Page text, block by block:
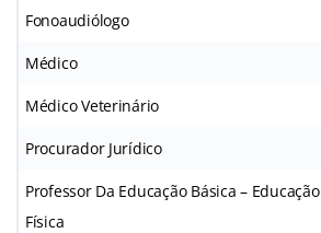
Fonoaudiólogo
Médico
Médico Veterinário
Procurador Jurídico
Professor Da Educação Básica – Educação
Física